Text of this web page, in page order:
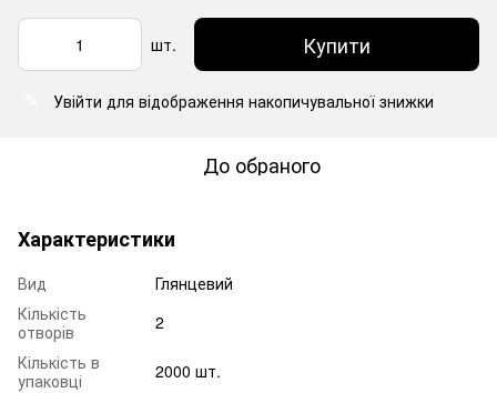
шт. Купити
Увійти для відображення накопичувальної знижки
До обраного
Характеристики
Вид
Глянцевий
Кількість
отворів
2
Кількість в
упаковці
2000 шт.